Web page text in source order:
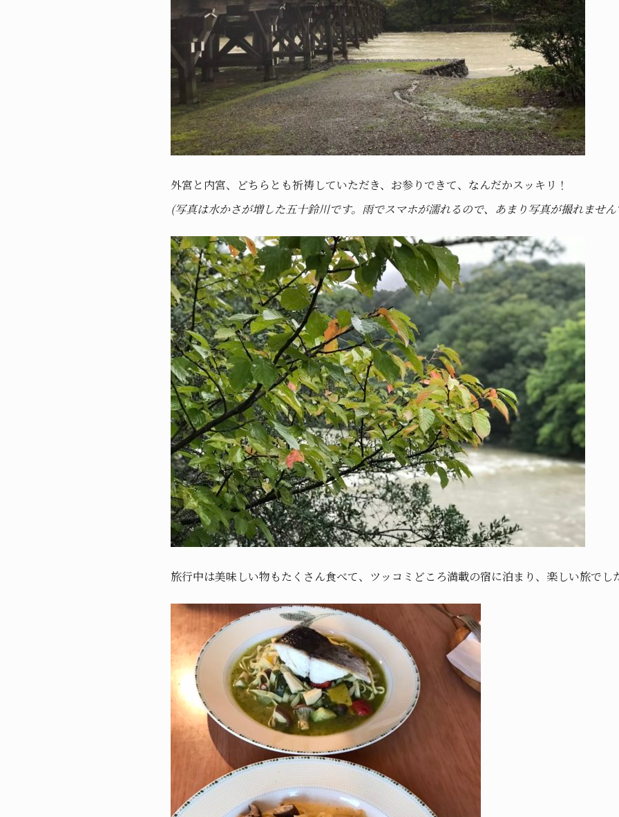
外宮と内宮、どちらとも祈祷していただき、お参りできて、なんだかスッキリ！
(写真は水かさが増した五十鈴川です。雨でスマホが濡れるので、あまり写真が撮れませ
旅行中は美味しい物もたくさん食べて、ツッコミどころ満載の宿に泊まり、楽しい旅でし